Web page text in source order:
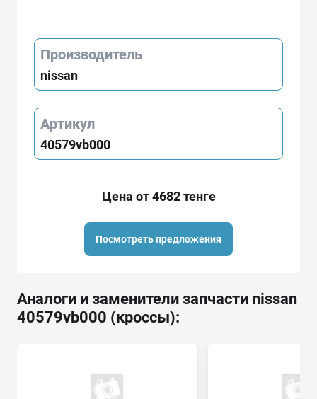
Производитель
nissan
Артикул
40579vb000
Цена от 4682 тенге
Посмотреть предложения
Аналоги и заменители запчасти nissan
40579vb000 (кроссы):